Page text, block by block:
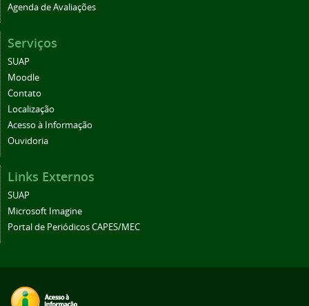
Agenda de Avaliações
Serviços
SUAP
Moodle
Contato
Localização
Acesso à Informação
Ouvidoria
Links Externos
SUAP
Microsoft Imagine
Portal de Periódicos CAPES/MEC